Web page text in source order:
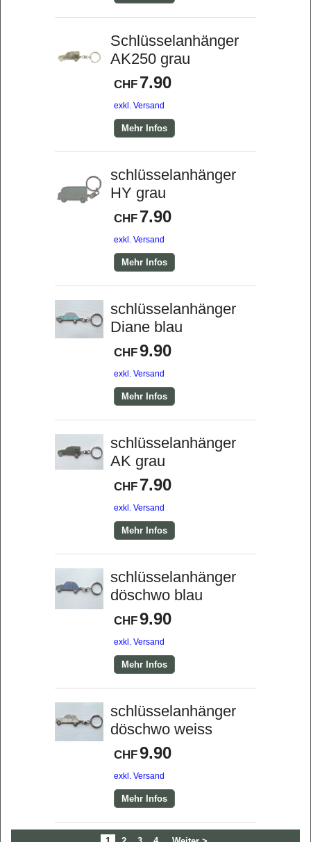
Schlüsselanhänger
AK250 grau
CHF 7.90
exkl. Versand
Mehr Infos
schlüsselanhänger
HY grau
CHF 7.90
exkl. Versand
Mehr Infos
schlüsselanhänger
Diane blau
CHF9.90
exkl. Versand
Mehr Infos
schlüsselanhänger
AK grau
CHF 7.90
exkl. Versand
Mehr Infos
schlüsselanhänger
döschwo blau
CHF9.90
exkl. Versand
Mehr Infos
schlüsselanhänger
döschwo weiss
CHF9.90
exkl. Versand
Mehr Infos